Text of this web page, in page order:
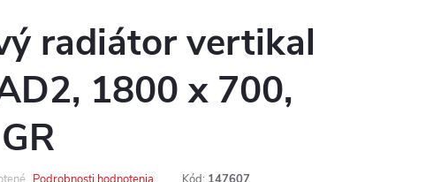
radiátor vertikal
1800 x 700,